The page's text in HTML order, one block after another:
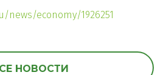
news/economy/1926251
НОВОСТИ